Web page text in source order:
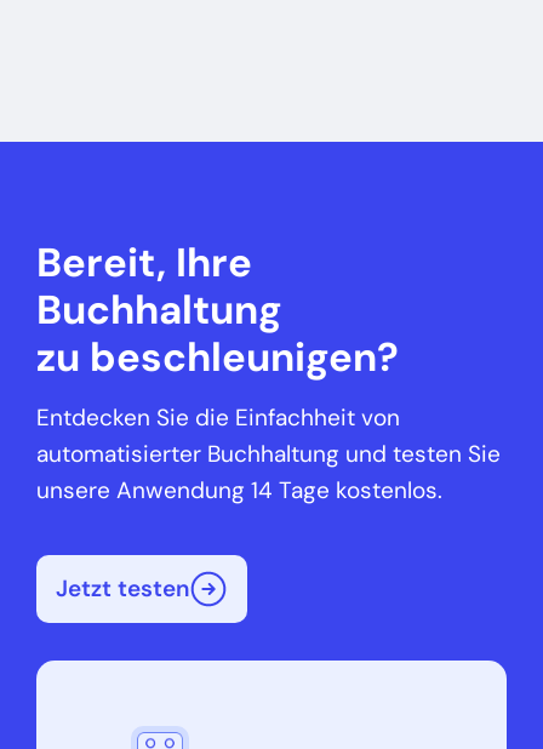
Bereit, Ihre
Buchhaltung
zu beschleunigen?
Entdecken Sie die Einfachheit von
automatisierter Buchhaltung und testen Sie
unsere Anwendung 14 Tage kostenlos.
Jetzt testen